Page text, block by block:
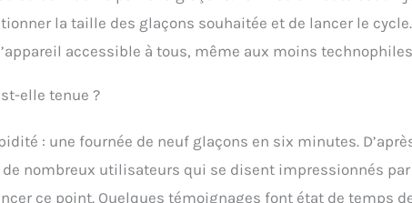
la taille des glaçons souhaitée et de lancer le cycle.
accessible à tous, même aux moins
elle tenue ?
: une fournée de neuf glaçons en six minutes.
nombreux utilisateurs qui se disent impressionnés par
ce point. Quelques témoignages font état de temps